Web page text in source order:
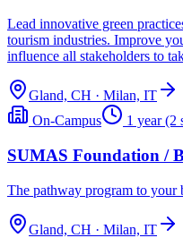
Lead innovative green
tourism industries. Improve
influence all stakeholders to
Gland, CH · Milan, IT
On-Campus
1 year (2
SUMAS Foundation /
The pathway program to your
Gland, CH · Milan, IT